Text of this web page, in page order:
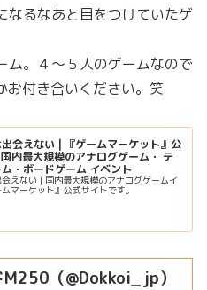
なるなあと目をつけていたゲ
ム。４〜５人のゲームなので
付き合いください。笑
会えない | 『ゲームマーケット』公
内最大規模のアナログゲーム・ テ
・ボードゲーム イベント
えない | 国内最大規模のアナログゲームイ
マーケット』公式サイトです。
（@Dokkoi_jp）